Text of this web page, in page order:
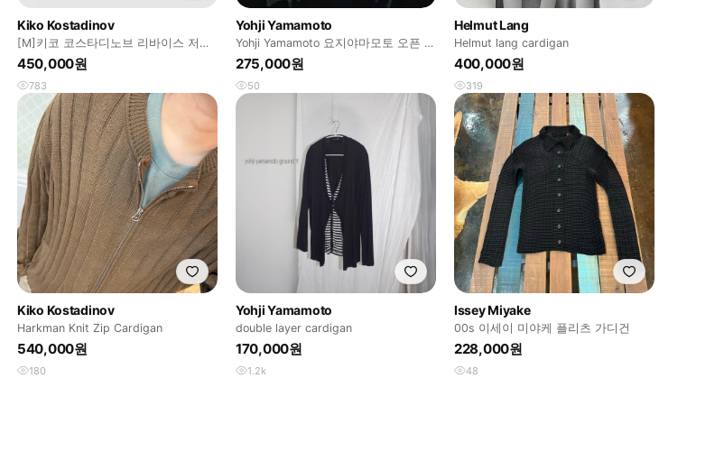
Kiko Kostadinov
[M]키코 코스타디노브 리바이스 저지
가디건 그레이
450,000원
783
Yohji Yamamoto
Yohji Yamamoto 요지야마모토 오픈 가
디건
275,000원
50
Helmut Lang
Helmut lang cardigan
400,000원
319
Kiko Kostadinov
Harkman Knit Zip Cardigan
540,000원
180
Yohji Yamamoto
double layer cardigan
170,000원
1.2k
Issey Miyake
00s 이세이 미야케 플리츠 가디건
228,000원
48